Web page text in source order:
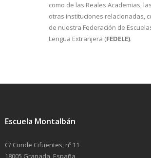
como de las Reales Academias,
otras instituciones relacionadas,
de nuestra Federación de
Lengua Extranjera (FEDELE).
Escuela Montalbán
C/ Conde Cifuentes, nº 11
18005 Granada, España